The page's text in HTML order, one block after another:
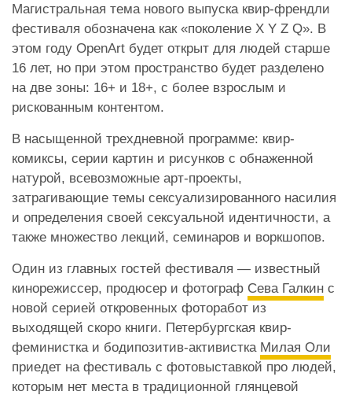
Магистральная тема нового выпуска квир-френдли
фестиваля обозначена как «поколение X Y Z Q». В
этом году OpenArt будет открыт для людей старше
16 лет, но при этом пространство будет разделено
на две зоны: 16+ и 18+, с более взрослым и
рискованным контентом.
В насыщенной трехдневной программе: квир-
комиксы, серии картин и рисунков с обнаженной
натурой, всевозможные арт-проекты,
затрагивающие темы сексуализированного насилия
и определения своей сексуальной идентичности, а
также множество лекций, семинаров и воркшопов.
Один из главных гостей фестиваля — известный
кинорежиссер, продюсер и фотограф Сева Галкин с
новой серией откровенных фоторабот из
выходящей скоро книги. Петербургская квир-
феминистка и бодипозитив-активистка Милая Оли
приедет на фестиваль с фотовыставкой про людей,
которым нет места в традиционной глянцевой